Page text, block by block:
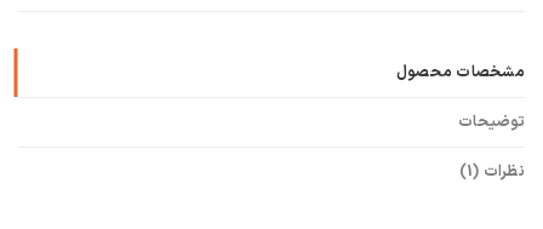
مشخصات محصول
توضیحات
نظرات (1)